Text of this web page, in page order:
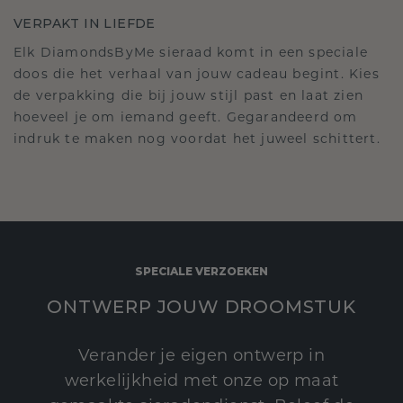
VERPAKT IN LIEFDE
Elk DiamondsByMe sieraad komt in een speciale
doos die het verhaal van jouw cadeau begint. Kies
de verpakking die bij jouw stijl past en laat zien
hoeveel je om iemand geeft. Gegarandeerd om
indruk te maken nog voordat het juweel schittert.
SPECIALE VERZOEKEN
ONTWERP JOUW DROOMSTUK
Verander je eigen ontwerp in
werkelijkheid met onze op maat